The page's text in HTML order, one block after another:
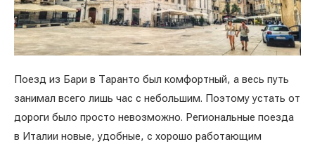
Поезд из Бари в Таранто был комфортный, а весь путь
занимал всего лишь час с небольшим. Поэтому устать от
дороги было просто невозможно. Региональные поезда
в Италии новые, удобные, с хорошо работающим